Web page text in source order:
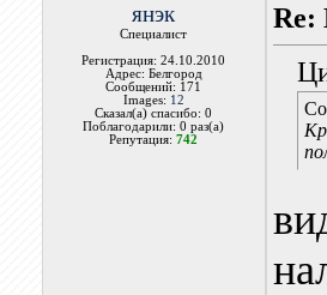
янэк
Специалист
Регистрация: 24.10.2010
Адрес: Белгород
Сообщений: 171
Images: 12
Сказал(а) спасибо: 0
Поблагодарили: 0 раз(а)
Репутация:742
Re: